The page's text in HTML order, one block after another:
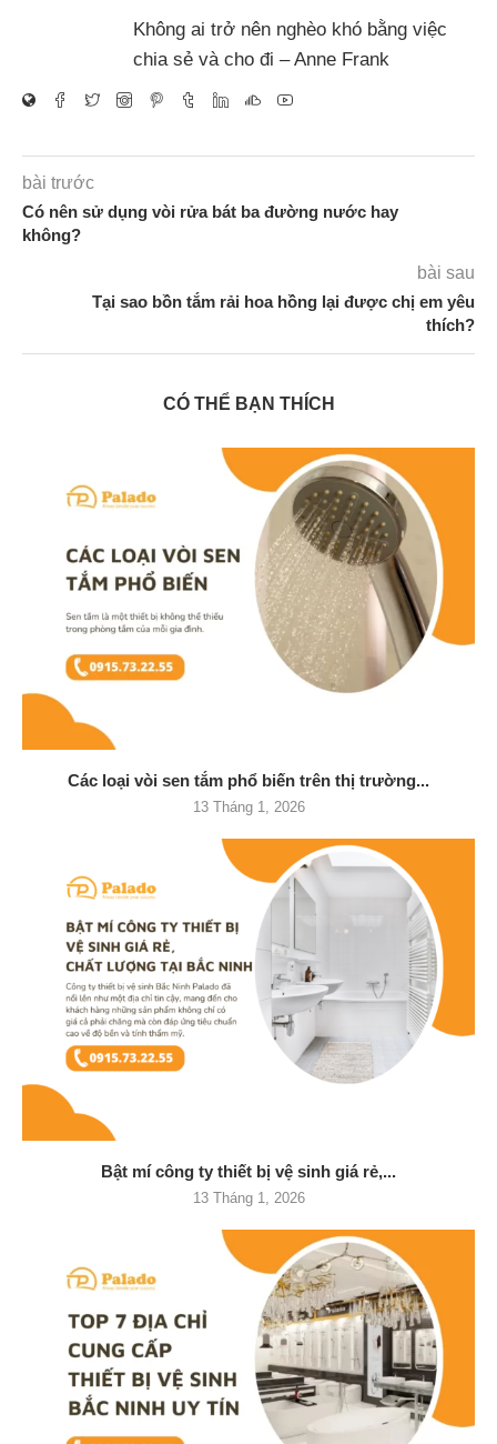
Không ai trở nên nghèo khó bằng việc
chia sẻ và cho đi – Anne Frank
bài trước
Có nên sử dụng vòi rửa bát ba đường nước hay
không?
bài sau
Tại sao bồn tắm rải hoa hồng lại được chị em yêu
thích?
CÓ THỂ BẠN THÍCH
Các loại vòi sen tắm phổ biến trên thị trường...
13 Tháng 1, 2026
Bật mí công ty thiết bị vệ sinh giá rẻ,...
13 Tháng 1, 2026